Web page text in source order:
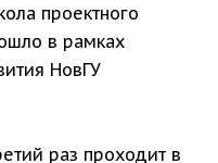
проектного
в рамках
НовГУ
раз проходит в